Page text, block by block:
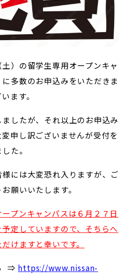
）の留学生専用オープンキャ
多数のお申込みをいただきま
ます。
したが、それ以上のお申込み
申し訳ございませんが受付を
た。
には大変恐れ入りますが、ご
願いいたします。
プンキャンパスは６ 月２７日
予定していますので、そちらへ
けますと幸いです。
⇒ https://www.nissan-